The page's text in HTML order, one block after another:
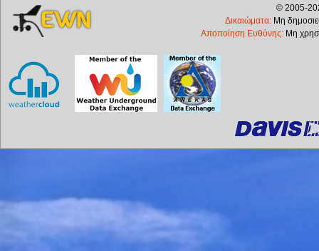
© 2005-
Δικαιώματα: Μη
Αποποίηση Ευθύνης: Μη